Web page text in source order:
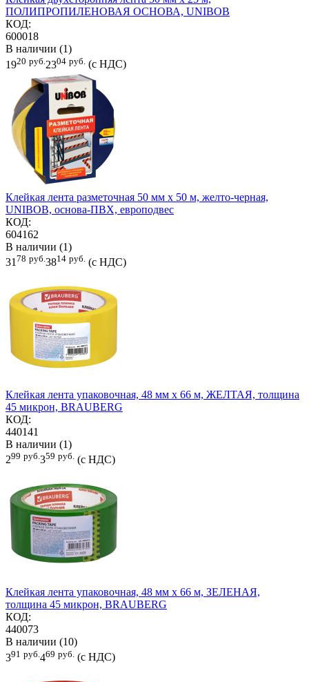
ПОЛИПРОПИЛЕНОВАЯ ОСНОВА, UNIBOB
КОД:
600018
В наличии (1)
1920 руб. 2304 руб. (с НДС)
Клейкая лента разметочная 50 мм х 50 м, желто-черная,
UNIBOB, основа-ПВХ, европодвес
КОД:
604162
В наличии (1)
31 78 руб. 3814 руб. (с НДС)
Клейкая лента упаковочная, 48 мм х 66 м, ЖЕЛТАЯ, толщина
45 микрон, BRAUBERG
КОД:
440141
В наличии (1)
299 руб.359 руб. (с НДС)
Клейкая лента упаковочная, 48 мм х 66 м, ЗЕЛЕНАЯ,
толщина 45 микрон, BRAUBERG
КОД:
440073
В наличии (10)
391 руб. 469 руб. (с НДС)